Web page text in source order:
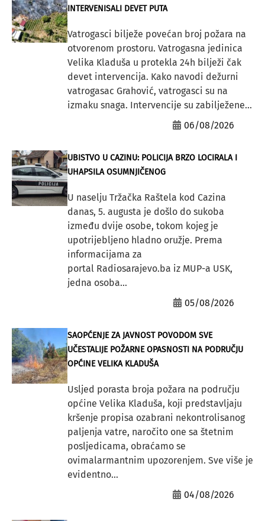
INTERVENISALI DEVET PUTA
Vatrogasci bilježe povećan broj požara na
otvorenom prostoru. Vatrogasna jedinica
Velika Kladuša u protekla 24h bilježi čak
devet intervencija. Kako navodi dežurni
vatrogasac Grahović, vatrogasci su na
izmaku snaga. Intervencije su zabilježene...
06/08/2026
UBISTVO U CAZINU: POLICIJA BRZO LOCIRALA I
UHAPSILA OSUMNJIČENOG
U naselju Tržačka Raštela kod Cazina
danas, 5. augusta je došlo do sukoba
između dvije osobe, tokom kojeg je
upotrijebljeno hladno oružje. Prema
informacijama za
portal Radiosarajevo.ba iz MUP-a USK,
jedna osoba...
05/08/2026
SAOPĆENJE ZA JAVNOST POVODOM SVE
UČESTALIJE POŽARNE OPASNOSTI NA PODRUČJU
OPĆINE VELIKA KLADUŠA
Usljed porasta broja požara na području
općine Velika Kladuša, koji predstavljaju
kršenje propisa ozabrani nekontrolisanog
paljenja vatre, naročito one sa štetnim
posljedicama, obraćamo se
ovimalarmantnim upozorenjem. Sve više je
evidentno...
04/08/2026